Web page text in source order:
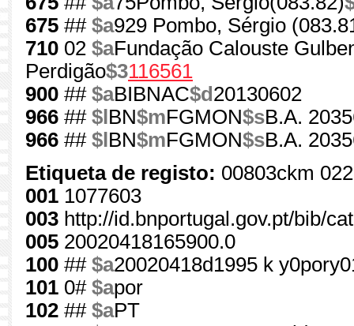
675 ## $a929 Pombo, Sérgio
710 02 $aFundação Calouste
Perdigão$3116561
900 ## $aBIBNAC$d 20130602
966 ## $l BN$mFGMON$sB.A.
966 ## $l BN$mFGMON$sB.A.
Etiqueta de registo: 00803ckm
001 1077603
003 http://id.bnportugal.gov.pt/bib/
005 20020418165900.0
100 ## $a20020418d1995 k
101 0# $apor
102 ## $aPT